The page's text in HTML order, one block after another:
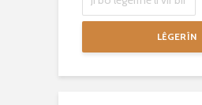
LÊGERÎN